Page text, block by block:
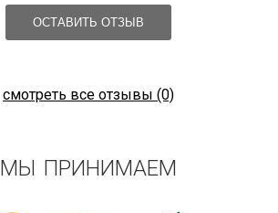
ОСТАВИТЬ ОТЗЫВ
смотреть все отзывы (0)
МЫ ПРИНИМАЕМ